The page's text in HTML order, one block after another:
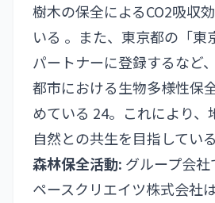
樹木の保全によるCO2吸収
いる 。また、東京都の「東
パートナーに登録するなど
都市における生物多様性保
めている 24。これにより、
自然との共生を目指してい
森林保全活動: グループ会
ペースクリエイツ株式会社